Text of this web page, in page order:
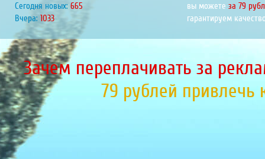
Сегодня новых: 789
Вчера: 1225
вы можете за 79
гарантируем
Зачем переплачивать за
79 рублей